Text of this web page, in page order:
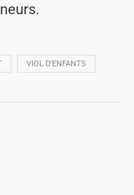
VIOL D'ENFANTS